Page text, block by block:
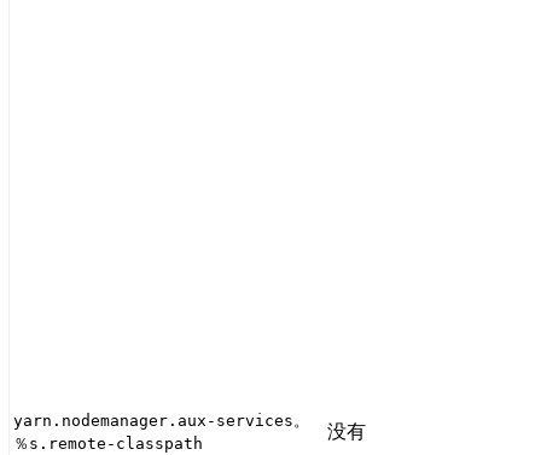
yarn.nodemanager.aux-services。
％s.remote-classpath
没有